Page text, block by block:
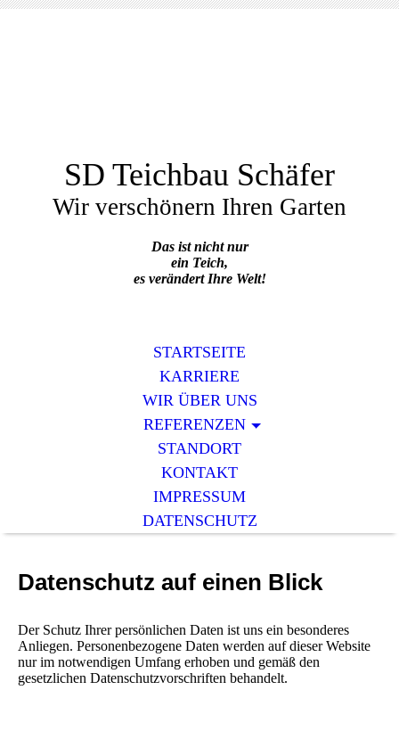
SD Teichbau Schäfer
Wir verschönern Ihren Garten
Das ist nicht nur
ein Teich,
es verändert Ihre Welt!
STARTSEITE
KARRIERE
WIR ÜBER UNS
REFERENZEN
STANDORT
KONTAKT
IMPRESSUM
DATENSCHUTZ
Datenschutz auf einen Blick
Der Schutz Ihrer persönlichen Daten ist uns ein besonderes
Anliegen. Personenbezogene Daten werden auf dieser Website
nur im notwendigen Umfang erhoben und gemäß den
gesetzlichen Datenschutzvorschriften behandelt.